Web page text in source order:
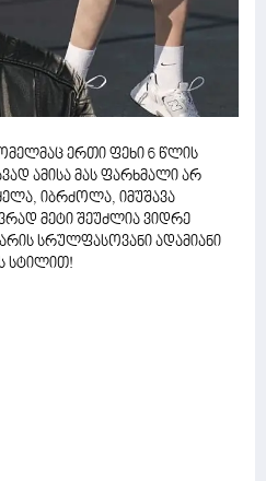
ერთი ფეხი 6 წლის
ამისა მას ფარხმალი არ
იბრძოლა, იმუშავა
მეტი შეუძლია ვიდრე
სრულფასოვანი ადამიანი
სტილით!